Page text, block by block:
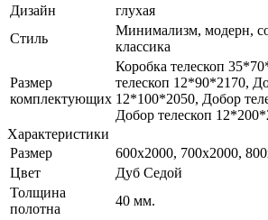
Дизайн
глухая
Стиль
Минимализм, модерн,
классика
Размер
комплектующих
Коробка телескоп
телескоп 12*90*2170,
12*100*2050, Добор
Добор телескоп
Характеристики
Размер
600x2000, 700x2000,
Цвет
Дуб Седой
Толщина
полотна
40 мм.